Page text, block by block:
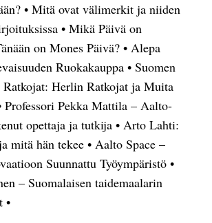
• Mitä ovat välimerkit ja niiden
• Mikä Päivä on
on Mones Päivä? • Alepa
Ruokakauppa • Suomen
Ratkojat: Herlin Ratkojat ja Muita
Professori Pekka Mattila – Aalto-
opettaja ja tutkija • Arto Lahti:
mitä hän tekee • Aalto Space –
Suunnattu Työympäristö •
– Suomalaisen taidemaalarin
•